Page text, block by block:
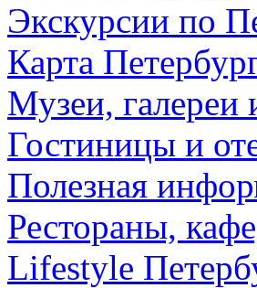
Экскурсии по
Карта
Музеи, галереи
Гостиницы и
Полезная
Рестораны,
Lifestyle